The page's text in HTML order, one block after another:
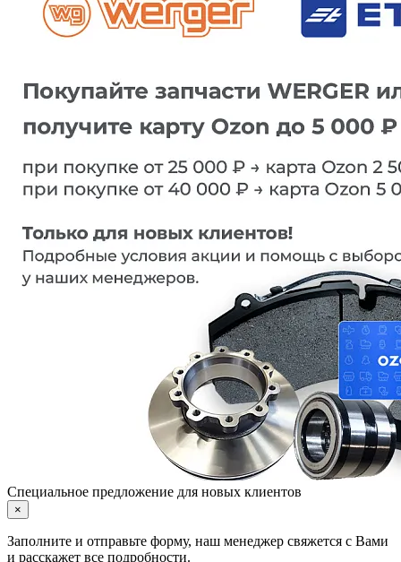
Специальное предложение для новых клиентов
×
Заполните и отправьте форму, наш менеджер свяжется с Вами
и расскажет все подробности.